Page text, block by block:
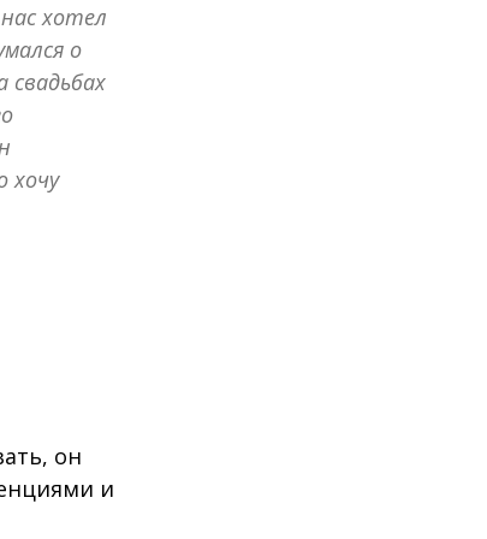
хотел
о
хочу
он
и